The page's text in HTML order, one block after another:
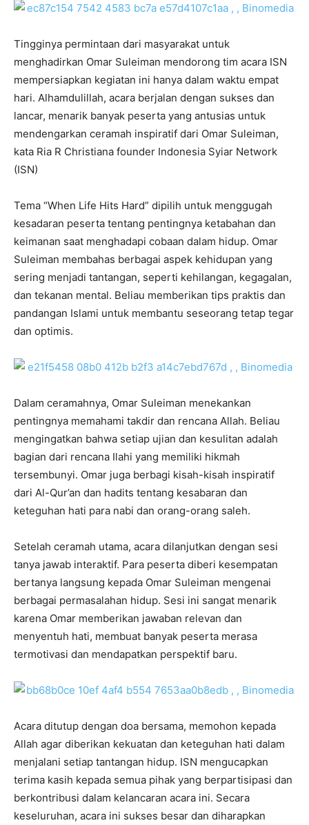
Tingginya permintaan dari masyarakat untuk
menghadirkan Omar Suleiman mendorong tim acara ISN
mempersiapkan kegiatan ini hanya dalam waktu empat
hari. Alhamdulillah, acara berjalan dengan sukses dan
lancar, menarik banyak peserta yang antusias untuk
mendengarkan ceramah inspiratif dari Omar Suleiman,
kata Ria R Christiana founder Indonesia Syiar Network
(ISN)
Tema “When Life Hits Hard” dipilih untuk menggugah
kesadaran peserta tentang pentingnya ketabahan dan
keimanan saat menghadapi cobaan dalam hidup. Omar
Suleiman membahas berbagai aspek kehidupan yang
sering menjadi tantangan, seperti kehilangan, kegagalan,
dan tekanan mental. Beliau memberikan tips praktis dan
pandangan Islami untuk membantu seseorang tetap tegar
dan optimis.
Dalam ceramahnya, Omar Suleiman menekankan
pentingnya memahami takdir dan rencana Allah. Beliau
mengingatkan bahwa setiap ujian dan kesulitan adalah
bagian dari rencana Ilahi yang memiliki hikmah
tersembunyi. Omar juga berbagi kisah-kisah inspiratif
dari Al-Qur’an dan hadits tentang kesabaran dan
keteguhan hati para nabi dan orang-orang saleh.
Setelah ceramah utama, acara dilanjutkan dengan sesi
tanya jawab interaktif. Para peserta diberi kesempatan
bertanya langsung kepada Omar Suleiman mengenai
berbagai permasalahan hidup. Sesi ini sangat menarik
karena Omar memberikan jawaban relevan dan
menyentuh hati, membuat banyak peserta merasa
termotivasi dan mendapatkan perspektif baru.
Acara ditutup dengan doa bersama, memohon kepada
Allah agar diberikan kekuatan dan keteguhan hati dalam
menjalani setiap tantangan hidup. ISN mengucapkan
terima kasih kepada semua pihak yang berpartisipasi dan
berkontribusi dalam kelancaran acara ini. Secara
keseluruhan, acara ini sukses besar dan diharapkan